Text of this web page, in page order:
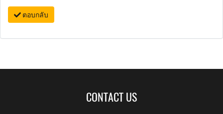
ตอบกลับ
CONTACT US